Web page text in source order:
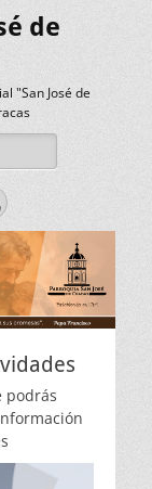
de
"San José de
podrás